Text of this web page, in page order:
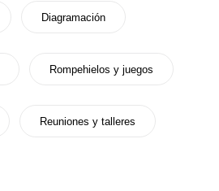
Diagramación
Rompehielos y juegos
Reuniones y talleres